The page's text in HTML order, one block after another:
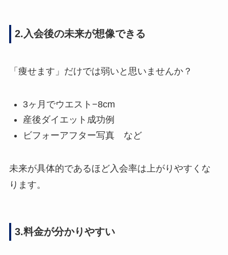
2.入会後の未来が想像できる
「痩せます」だけでは弱いと思いませんか？
3ヶ月でウエスト−8cm
産後ダイエット成功例
ビフォーアフター写真 など
未来が具体的であるほど入会率は上がりやすくな
ります。
3.料金が分かりやすい